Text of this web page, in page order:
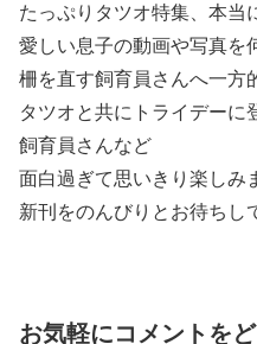
たっぷりタツオ特集、本当
愛しい息子の動画や写真を
柵を直す飼育員さんへ一方
タツオと共にトライデーに
飼育員さんなど
面白過ぎて思いきり楽しみ
新刊をのんびりとお待ちし
お気軽にコメントを